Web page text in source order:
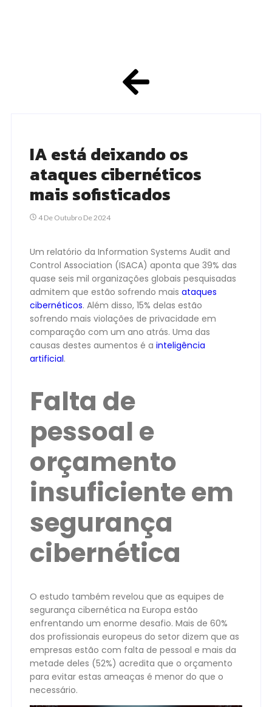
IA está deixando os
ataques cibernéticos
mais sofisticados
4 De Outubro De 2024
Um relatório da Information Systems Audit and
Control Association (ISACA) aponta que 39% das
quase seis mil organizações globais pesquisadas
admitem que estão sofrendo mais ataques
cibernéticos. Além disso, 15% delas estão
sofrendo mais violações de privacidade em
comparação com um ano atrás. Uma das
causas destes aumentos é a inteligência
artificial.
Falta de
pessoal e
orçamento
insuficiente em
segurança
cibernética
O estudo também revelou que as equipes de
segurança cibernética na Europa estão
enfrentando um enorme desafio. Mais de 60%
dos profissionais europeus do setor dizem que as
empresas estão com falta de pessoal e mais da
metade deles (52%) acredita que o orçamento
para evitar estas ameaças é menor do que o
necessário.